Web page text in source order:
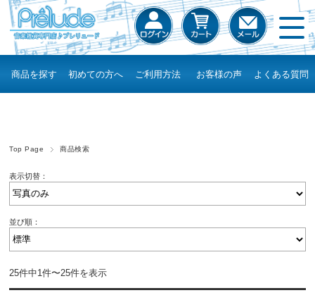
商品を探す 初めての方へ ご利用方法 お客様の声 よくある質問
Top Page 商品検索
表示切替：
並び順：
25件中1件〜25件を表示